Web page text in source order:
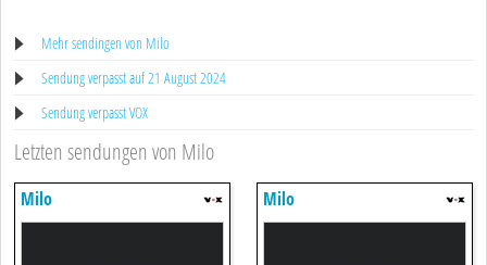
Mehr sendingen von Milo
Sendung verpasst auf 21 August 2024
Sendung verpasst VOX
Letzten sendungen von Milo
Milo Milo